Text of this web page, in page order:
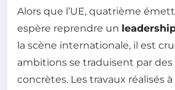
Alors que l’UE, quatrième
espère reprendre un
la scène internationale, il est
ambitions se traduisent par des
concrètes. Les travaux réalisés à